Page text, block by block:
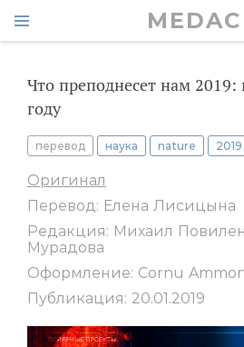
Что преподнесет нам 2019:
году
перевод наука nature 2019
Оригинал
Перевод: Елена Лисицына
Редакция: Михаил
Мурадова
Оформление: Cornu
Публикация: 20.01.2019